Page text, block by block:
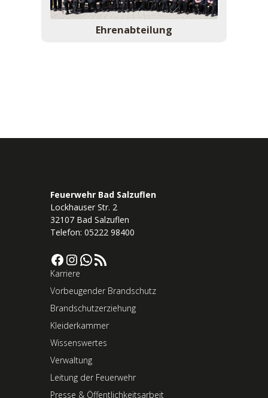
Ehren­abteilung
Feuerwehr Bad Salzuflen
Lockhauser Str. 2
32107 Bad Salzuflen
Telefon: 05222 98400
Facebook InstagramWhatsApp RSS-Feed
Karriere
Vorbeugender Brandschutz
Brandschutzerziehung
Kleiderkammer
Wissenswertes
Verwaltung
Leitung der Feuerwehr
Presse & Öffentlichkeitsarbeit